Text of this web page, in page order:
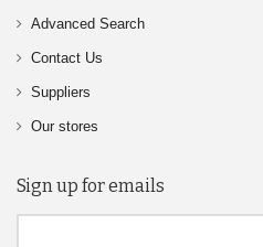
Advanced Search
Contact Us
Suppliers
Our stores
Sign up for emails